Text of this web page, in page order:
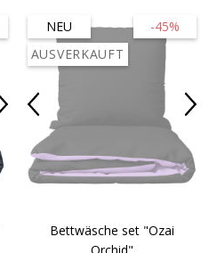
-45%
NEU
AUSVERKAUFT
Bettwäsche set "Ozai
Orchid"